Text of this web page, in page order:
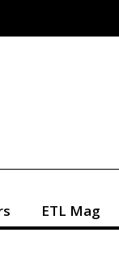
ETL Mag